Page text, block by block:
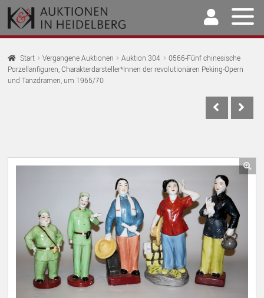
Zur
Navigation
springen
Springe
zum
Inhalt
Home
Auktionen
Unser Team
Start Vergangene Auktionen Auktion 304
0566-Fünf chinesische
Porzellanfiguren, Charakterdarsteller*Innen der revolutionären Peking-Opern
und Tanzdramen, um 1965/70